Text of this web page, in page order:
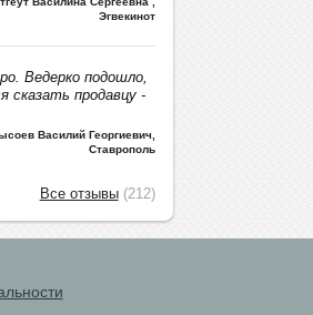
Эгвекинот
Ведерко подошло,
сказать продавцу -
Василий Георгиевич,
Ставрополь
Все отзывы(212)